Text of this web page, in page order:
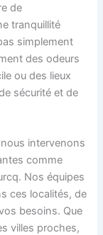
de
tranquillité
simplement
des odeurs
ou des lieux
sécurité et de
intervenons
comme
Nos équipes
ces localités, de
besoins. Que
villes proches,